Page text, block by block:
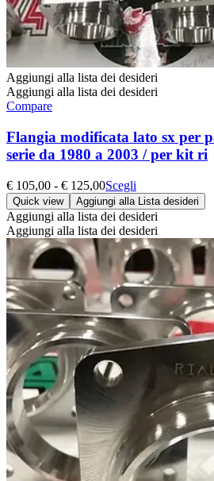
Aggiungi alla lista dei desideri
Aggiungi alla lista dei desideri
Compare
Flangia modificata lato sx per
serie da 1980 a 2003 / per kit ri
€ 105,00 - € 125,00Fascia
di
prezzo:
da
€ 105,00
a
€ 125,00
Scegli
prodotto
ha
più
varianti.
Le
opzioni
possono
essere
scelte
nella
pagina
prodotto
Quick view Aggiungi alla Lista desideri
Aggiungi alla lista dei desideri
Aggiungi alla lista dei desideri